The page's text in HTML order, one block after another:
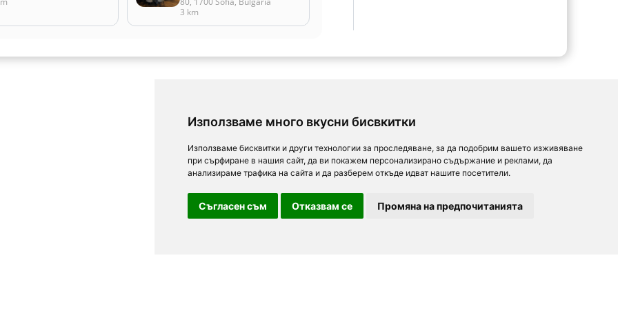
Използваме много вкусни бисвкитки
Използваме бисквитки и други технологии за проследяване, за да подобрим вашето изживяване
при сърфиране в нашия сайт, да ви покажем персонализирано съдържание и реклами, да
анализираме трафика на сайта и да разберем откъде идват нашите посетители.
Съгласен съм Отказвам се Промяна на предпочитанията
3 km